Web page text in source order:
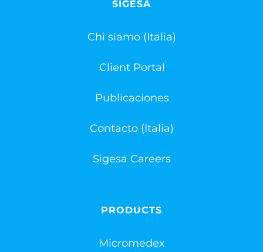
SIGESA
Chi siamo (Italia)
Client Portal
Publicaciones
Contacto (Italia)
Sigesa Careers
PRODUCTS
Micromedex